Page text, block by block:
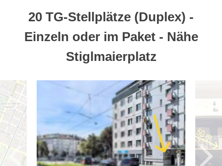
20 TG-Stellplätze (Duplex) -
Einzeln oder im Paket - Nähe
Stiglmaierplatz